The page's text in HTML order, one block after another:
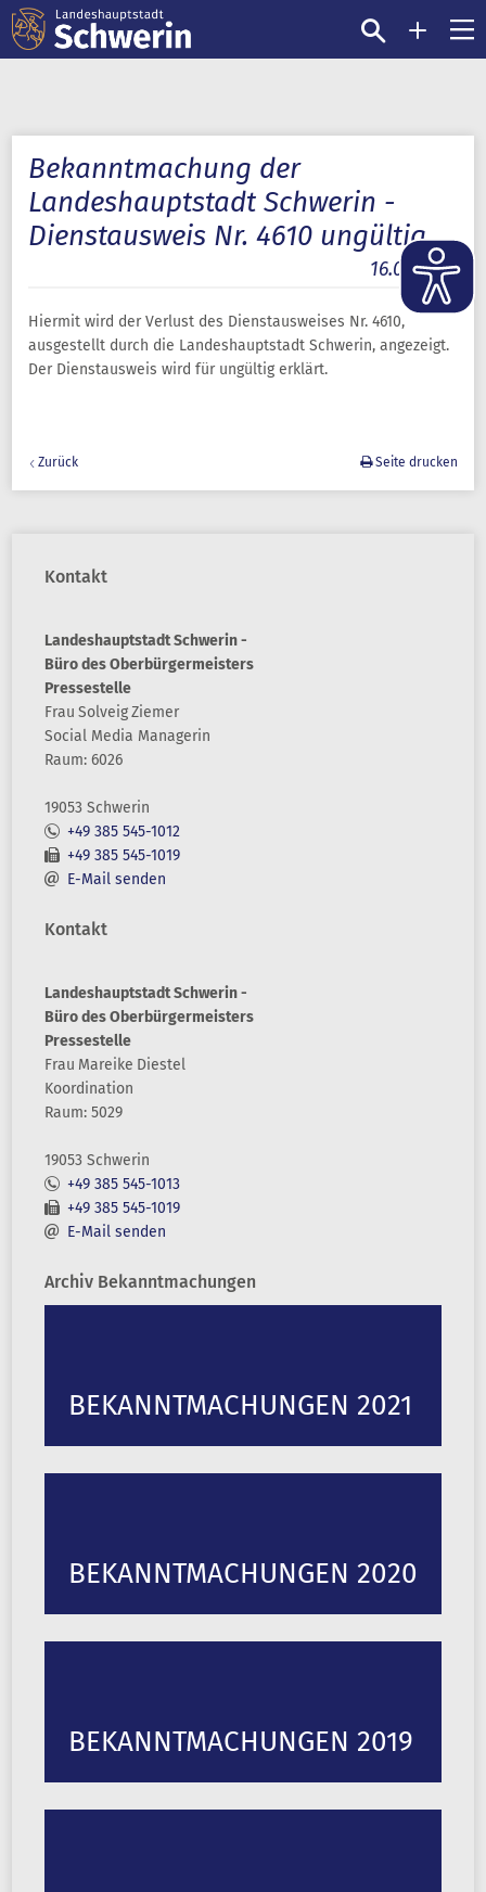
Bekanntmachung der
Landeshauptstadt Schwerin -
Dienstausweis Nr. 4610 ungültig
16.06.2022
Hiermit wird der Verlust des Dienstausweises Nr. 4610,
ausgestellt durch die Landeshauptstadt Schwerin, angezeigt.
Der Dienstausweis wird für ungültig erklärt.
Zurück Seite drucken
Kontakt
Landeshauptstadt Schwerin -
Büro des Oberbürgermeisters
Pressestelle
Frau SolveigZiemer
Social Media Managerin
Raum: 6026
19053 Schwerin
+49 385 545-1012
+49 385 545-1019
E-Mail senden
Kontakt
Landeshauptstadt Schwerin -
Büro des Oberbürgermeisters
Pressestelle
Frau Mareike Diestel
Koordination
Raum: 5029
19053 Schwerin
+49 385 545-1013
+49 385 545-1019
E-Mail senden
Archiv Bekanntmachungen
BEKANNTMACHUNGEN 2021
BEKANNTMACHUNGEN 2020
BEKANNTMACHUNGEN 2019